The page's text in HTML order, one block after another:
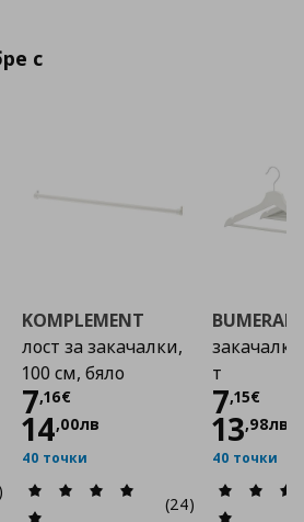
с
KOMPLEMENT
лост за закачалки,
100 см, бяло
7,16€
Цена
14,00лв
40 точки
(24)
т
7,15€
Цена
13,98лв
40 точки